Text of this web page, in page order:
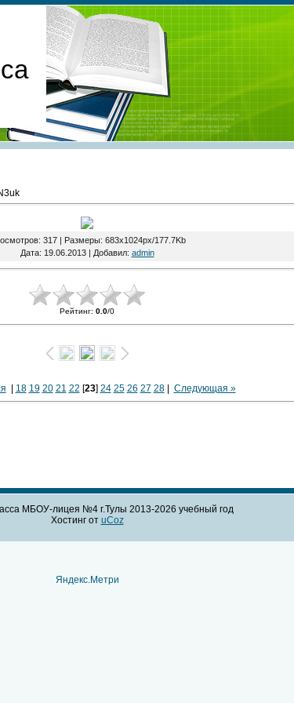
: 317 | Размеры: 683x1024px/177.7Kb
Дата: 19.06.2013 | Добавил: admin
Рейтинг: 0.0/0
18 19 20 21 22 [23] 24 25 26 27 28| Следующая »
МБОУ-лицея №4 г.Тулы 2013-2026 учебный год
Хостинг от uCoz